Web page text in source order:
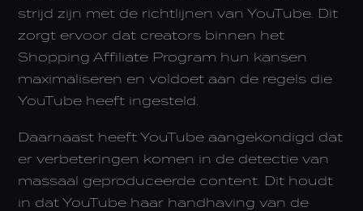
strijd zijn met de richtlijnen van YouTube. Dit
zorgt ervoor dat creators binnen het
Shopping Affiliate Program hun kansen
maximaliseren en voldoet aan de regels die
YouTube heeft ingesteld.
Daarnaast heeft YouTube aangekondigd dat
er verbeteringen komen in de detectie van
massaal geproduceerde content. Dit houdt
in dat YouTube haar handhaving van de